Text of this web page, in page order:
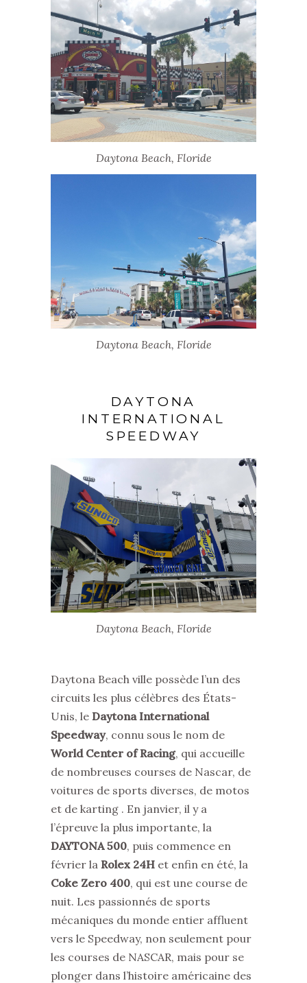
Daytona Beach, Floride
Daytona Beach, Floride
DAYTONA
INTERNATIONAL
SPEEDWAY
Daytona Beach, Floride
Daytona Beach ville possède l’un des
circuits les plus célèbres des États-
Unis, le Daytona International
Speedway, connu sous le nom de
World Center of Racing, qui accueille
de nombreuses courses de Nascar, de
voitures de sports diverses, de motos
et de karting . En janvier, il y a
l’épreuve la plus importante, la
DAYTONA 500, puis commence en
février la Rolex 24H et enfin en été, la
Coke Zero 400, qui est une course de
nuit. Les passionnés de sports
mécaniques du monde entier affluent
vers le Speedway, non seulement pour
les courses de NASCAR, mais pour se
plonger dans l’histoire américaine des